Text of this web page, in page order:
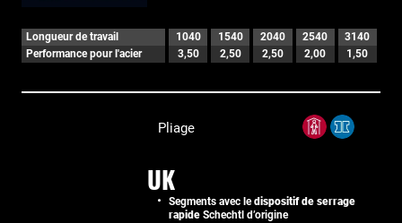
Longueur de travail 1040 1540 2040 2540
3140
Performance pour l'acier
3,50 2,50 2,50 2,00 1,50
Pliage
UK
Segments avec ledispositif de serrage
rapide Schechtl d’origine